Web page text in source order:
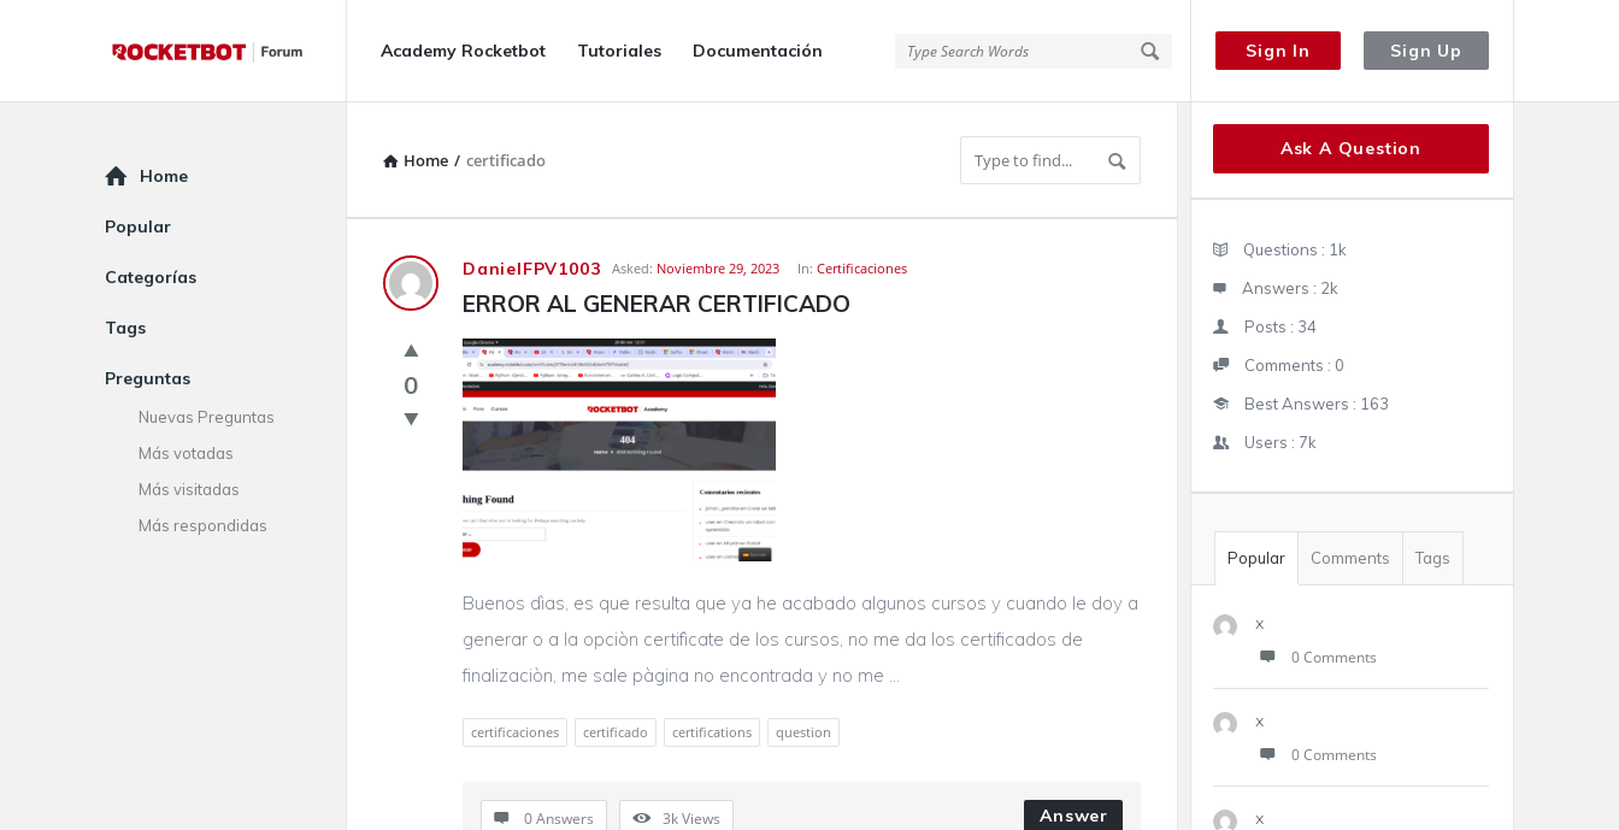
Sign In Sign Up
Forum
Forum
Navigation
Academy Rocketbot Tutoriales Documentación
Home / certificado
Rocketbot
Forum
Latest
Questions
DanielFPV1003 Asked: Noviembre 29, 2023 In:Certificaciones
ERROR AL GENERAR CERTIFICADO
0
Buenos dìas, es que resulta que ya he acabado algunos cursos y cuando le doy a
generar o a la opciòn certifìcate de los cursos, no me da los certificados de
finalizaciòn, me sale pàgina no encontrada y no me ...
certificaciones certificado certifications question
0 Answers 3kViews Answer
Sidebar
Ask A Question
Stats
Questions : 1k
Answers : 2k
Posts : 34
Comments : 0
Best Answers : 163
Users : 7k
Popular Comments Tags
x
0 Comments
x
0 Comments
x
Explore
Home
Popular
Categorías
Tags
Preguntas
Nuevas Preguntas
Más votadas
Más visitadas
Más respondidas